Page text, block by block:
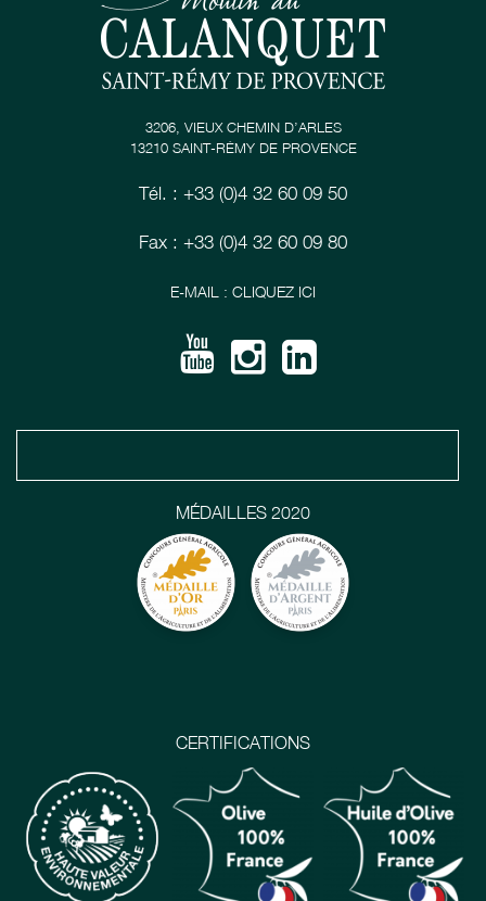
CERTIFICATIONS
MÉDAILLES 2020
3206, VIEUX CHEMIN D’ARLES
13210 SAINT-RÉMY DE PROVENCE
Tél. : +33 (0)4 32 60 09 50
Fax : +33 (0)4 32 60 09 80
E-MAIL : CLIQUEZ ICI